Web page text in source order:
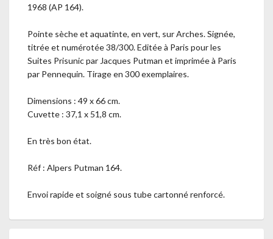
1968 (AP 164).
Pointe sèche et aquatinte, en vert, sur Arches. Signée,
titrée et numérotée 38/300. Editée à Paris pour les
Suites Prisunic par Jacques Putman et imprimée à Paris
par Pennequin. Tirage en 300 exemplaires.
Dimensions : 49 x 66 cm.
Cuvette : 37,1 x 51,8 cm.
En très bon état.
Réf : Alpers Putman 164.
Envoi rapide et soigné sous tube cartonné renforcé.